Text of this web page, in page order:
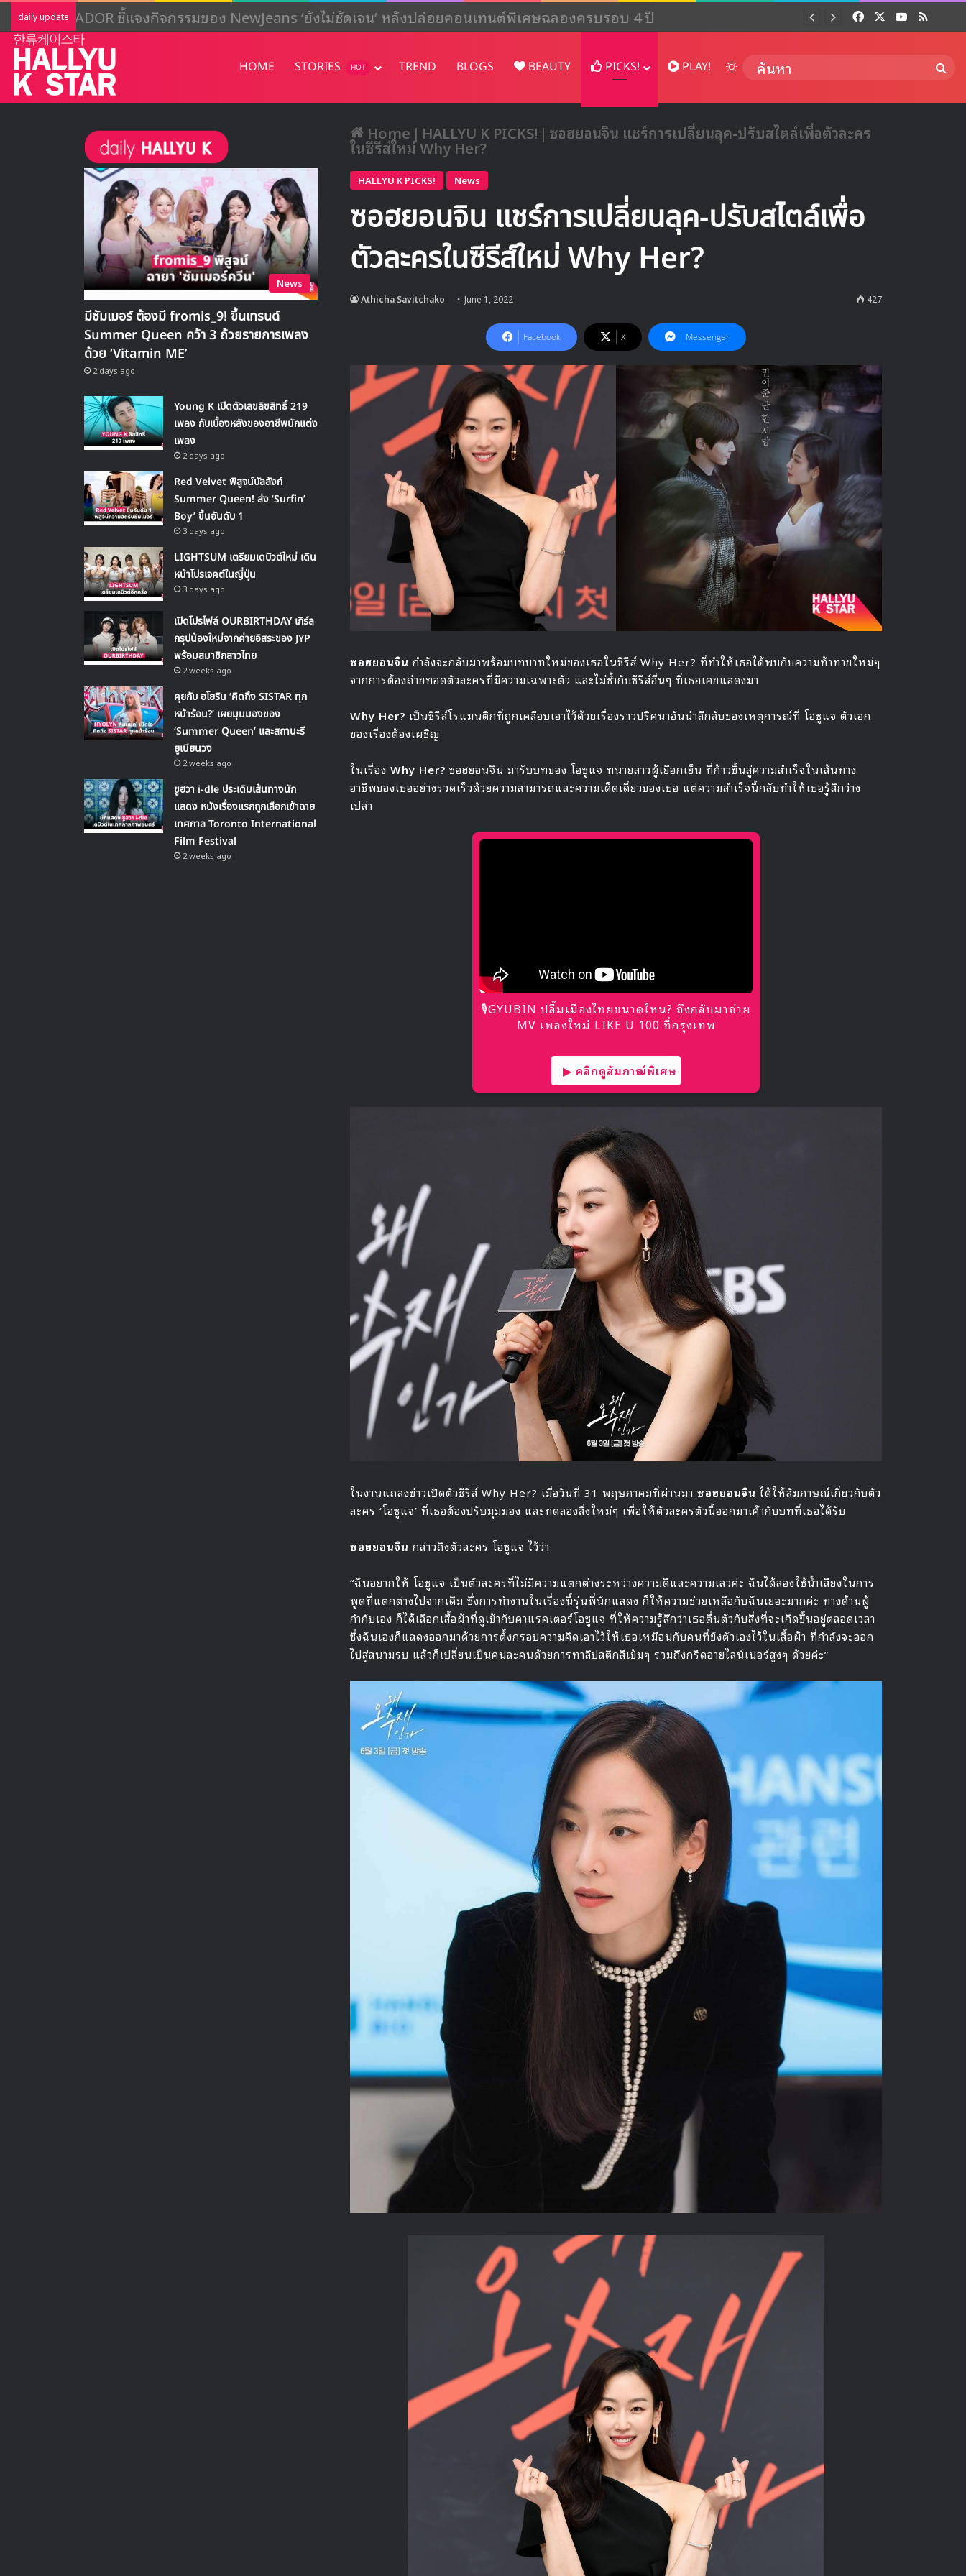
daily update ADOR ชี้แจงกิจกรรมของ NewJeans ‘ยังไม่ชัดเจน’ หลังปล่อยคอนเทนต์พิเศษฉลองครบรอบ 4 ปี FacebookYouTube
RSS
HOME STORIES HOT TREND BLOGS BEAUTY PICKS! PLAY! Switch skin
Home | HALLYU K PICKS! | ซอฮยอนจิน แชร์การเปลี่ยนลุค-ปรับสไตล์เพื่อตัวละคร
ในซีรีส์ใหม่ Why Her?
HALLYU K PICKS! News
ซอฮยอนจิน แชร์การเปลี่ยนลุค-ปรับสไตล์เพื่อ
ตัวละครในซีรีส์ใหม่ Why Her?
Athicha Savitchako June 1, 2022 427
Facebook X Messenger
ซอฮยอนจิน กำลังจะกลับมาพร้อมบทบาทใหม่ของเธอในซีรีส์ Why Her? ที่ทำให้เธอได้พบกับความท้าทายใหม่ๆ
จากการต้องถ่ายทอดตัวละครที่มีความเฉพาะตัว และไม่ซ้ำกับซีรีส์อื่นๆ ที่เธอเคยแสดงมา
Why Her? เป็นซีรีส์โรแมนติกที่ถูกเคลือบเอาไว้ด้วยเรื่องราวปริศนาอันน่าลึกลับของเหตุการณ์ที่ โอซูแจ ตัวเอก
ของเรื่องต้องเผชิญ
ในเรื่อง Why Her? ซอฮยอนจิน มารับบทของ โอซูแจ ทนายสาวผู้เยือกเย็น ที่ก้าวขึ้นสู่ความสำเร็จในเส้นทาง
อาชีพของเธออย่างรวดเร็วด้วยความสามารถและความเด็ดเดี่ยวของเธอ แต่ความสำเร็จนี้กลับทำให้เธอรู้สึกว่าง
เปล่า
🎙GYUBIN ปลื้มเมืองไทยขนาดไหน? ถึงกลับมาถ่าย
MV เพลงใหม่ LIKE U 100 ที่กรุงเทพ
▶ คลิกดูสัมภาษณ์พิเศษ
ในงานแถลงข่าวเปิดตัวซีรีส์ Why Her? เมื่อวันที่ 31 พฤษภาคมที่ผ่านมา ซอฮยอนจิน ได้ให้สัมภาษณ์เกี่ยวกับตัว
ละคร ‘โอซูแจ’ ที่เธอต้องปรับมุมมอง และทดลองสิ่งใหม่ๆ เพื่อให้ตัวละครตัวนี้ออกมาเค้ากับบทที่เธอได้รับ
ซอฮยอนจิน กล่าวถึงตัวละคร โอซูแจ ไว้ว่า
“ฉันอยากให้ โอซูแจ เป็นตัวละครที่ไม่มีความแตกต่างระหว่างความดีและความเลวค่ะ ฉันได้ลองใช้น้ำเสียงในการ
พูดที่แตกต่างไปจากเดิม ซึ่งการทำงานในเรื่องนี้รุ่นพี่นักแสดง ก็ให้ความช่วยเหลือกับฉันเยอะมากค่ะ ทางด้านผู้
กำกับเอง ก็ได้เลือกเสื้อผ้าที่ดูเข้ากับคาแรคเตอร์โอซูแจ ที่ให้ความรู้สึกว่าเธอตื่นตัวกับสิ่งที่จะเกิดขึ้นอยู่ตลอดเวลา
ซึ่งฉันเองก็แสดงออกมาด้วยการตั้งกรอบความคิดเอาไว้ให้เธอเหมือนกับคนที่ขังตัวเองไว้ในเสื้อผ้า ที่กำลังจะออก
ไปสู่สนามรบ แล้วก็เปลี่ยนเป็นคนละคนด้วยการทาลิปสติกสีเข้มๆ รวมถึงกรีดอายไลน์เนอร์สูงๆ ด้วยค่ะ”
News
มีซัมเมอร์ ต้องมี fromis_9! ขึ้นเทรนด์
Summer Queen คว้า 3 ถ้วยรายการเพลง
ด้วย ‘Vitamin ME’
2 days ago
Young K เปิดตัวเลขลิขสิทธิ์ 219
เพลง กับเบื้องหลังของอาชีพนักแต่ง
เพลง
2 days ago
Red Velvet พิสูจน์บัลลังก์
Summer Queen! ส่ง ‘Surfin’
Boy’ ขึ้นอันดับ 1
3 days ago
LIGHTSUM เตรียมเดบิวต์ใหม่ เดิน
หน้าโปรเจคต์ในญี่ปุ่น
3 days ago
เปิดโปรไฟล์ OURBIRTHDAY เกิร์ล
กรุปน้องใหม่จากค่ายอิสระของ JYP
พร้อมสมาชิกสาวไทย
2 weeks ago
คุยกับ ฮโยริน ‘คิดถึง SISTAR ทุก
หน้าร้อน?’ เผยมุมมองของ
‘Summer Queen’ และสถานะรี
ยูเนียนวง
2 weeks ago
ชูฮวา i-dle ประเดิมเส้นทางนัก
แสดง หนังเรื่องแรกถูกเลือกเข้าฉาย
เทศกาล Toronto International
Film Festival
2 weeks ago